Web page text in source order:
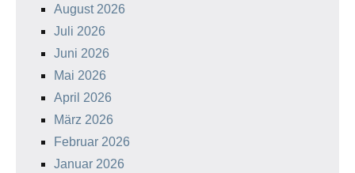
August 2026
Juli 2026
Juni 2026
Mai 2026
April 2026
März 2026
Februar 2026
Januar 2026